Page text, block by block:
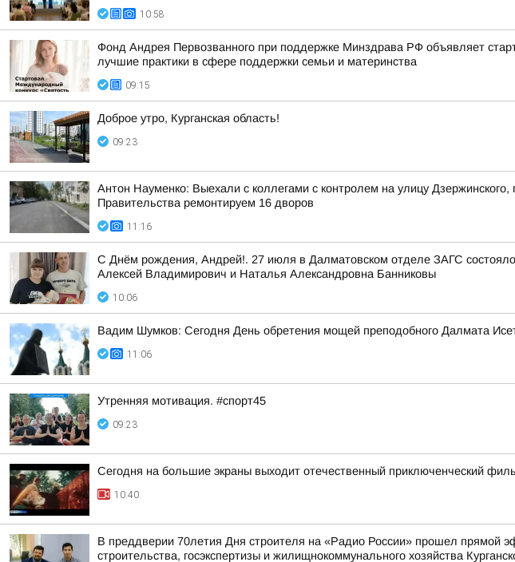
10:58
Фонд Андрея Первозванного при поддержке Минздрава РФ объявляет
лучшие практики в сфере поддержки семьи и материнства
09:15
Доброе утро, Курганская область!
09:23
Антон Науменко: Выехали с коллегами с контролем на улицу
Правительства ремонтируем 16 дворов
11:16
С Днём рождения, Андрей!. 27 июля в Далматовском отделе ЗАГС
Алексей Владимирович и Наталья Александровна Банниковы
10:06
Вадим Шумков: Сегодня День обретения мощей преподобного Далмата
11:06
Утренняя мотивация. #спорт45
09:23
Сегодня на большие экраны выходит отечественный приключенческий
10:40
В преддверии 70летия Дня строителя на «Радио России» прошел прямой
строительства, госэкспертизы и жилищнокоммунального хозяйства